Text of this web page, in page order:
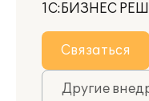
1С:БИЗНЕС
Связаться
Другие